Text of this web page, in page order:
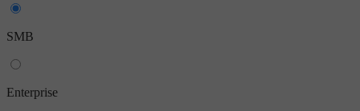
SMB
Enterprise